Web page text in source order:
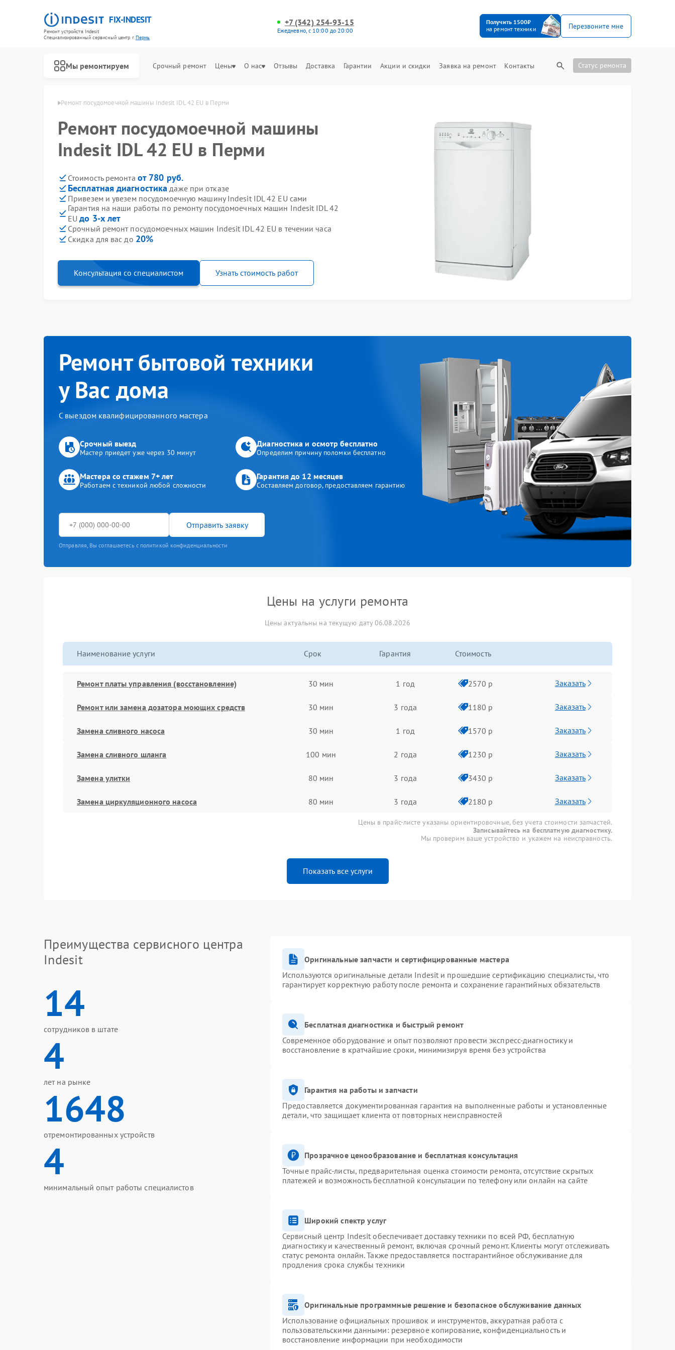
FIX-INDESIT
Ремонт устройств Indesit
Специализированный cервисный центр г.Пермь
+7 (342) 254-93-15
Ежедневно, с 10:00 до 20:00
Получить 1500₽
на ремонт техники
Перезвоните мне
Мы ремонтируем Срочный ремонт Цены О нас Отзывы Доставка Гарантии Акции и скидки Заявка на ремонт Контакты Статус ремонта
Ремонт посудомоечной машины Indesit IDL 42 EU в Перми
Ремонт посудомоечной машины
Indesit IDL 42 EU в Перми
Стоимость ремонта от 780 руб.
Бесплатная диагностика даже при отказе
Привезем и увезем посудомоечную машину Indesit IDL 42 EU сами
Гарантия на наши работы по ремонту посудомоечных машин Indesit IDL 42
EUдо 3-х лет
Срочный ремонт посудомоечных машин Indesit IDL 42 EU в течении часа
Скидка для вас до 20%
Консультация со специалистом Узнать стоимость работ
Ремонт бытовой техники
у Вас дома
С выездом квалифицированного мастера
Срочный выезд
Мастер приедет уже через 30 минут
Диагностика и осмотр бесплатно
Определим причину поломки бесплатно
Мастера со стажем 7+ лет
Работаем с техникой любой сложности
Гарантия до 12 месяцев
Составляем договор, предоставляем гарантию
Отправить заявку
Отправляя, Вы соглашаетесь с политикой конфиденциальности
Цены на услуги ремонта
Цены актуальны на текущую дату 06.08.2026
Наименование услуги Срок Гарантия Стоимость
Ремонт платы управления (восстановление) 30 мин 1 год 2570 р Заказать
Ремонт или замена дозатора моющих средств 30 мин 3 года 1180 р Заказать
Замена сливного насоса 30 мин 1 год 1570 р Заказать
Замена сливного шланга 100 мин 2 года 1230 р Заказать
Замена улитки 80 мин 3 года 3430 р Заказать
Замена циркуляционного насоса 80 мин 3 года 2180 р Заказать
Цены в прайс-листе указаны ориентировочные, без учета стоимости запчастей.
Записывайтесь на бесплатную диагностику.
Мы проверим ваше устройство и укажем на неисправность.
Показать все услуги
Преимущества сервисного центра
Indesit
14
сотрудников в штате
4
лет на рынке
1648
отремонтированных устройств
4
минимальный опыт работы специалистов
Оригинальные запчасти и сертифицированные мастера
Используются оригинальные детали Indesit и прошедшие сертификацию специалисты, что
гарантирует корректную работу после ремонта и сохранение гарантийных обязательств
Бесплатная диагностика и быстрый ремонт
Современное оборудование и опыт позволяют провести экспресс-диагностику и
восстановление в кратчайшие сроки, минимизируя время без устройства
Гарантия на работы и запчасти
Предоставляется документированная гарантия на выполненные работы и установленные
детали, что защищает клиента от повторных неисправностей
Прозрачное ценообразование и бесплатная консультация
Точные прайс-листы, предварительная оценка стоимости ремонта, отсутствие скрытых
платежей и возможность бесплатной консультации по телефону или онлайн на сайте
Широкий спектр услуг
Сервисный центр Indesit обеспечивает доставку техники по всей РФ, бесплатную
диагностику и качественный ремонт, включая срочный ремонт. Клиенты могут отслеживать
статус ремонта онлайн. Также предоставляется постгарантийное обслуживание для
продления срока службы техники
Оригинальные программные решение и безопасное обслуживание данных
Использование официальных прошивок и инструментов, аккуратная работа с
пользовательскими данными: резервное копирование, конфиденциальность и
восстановление информации при необходимости